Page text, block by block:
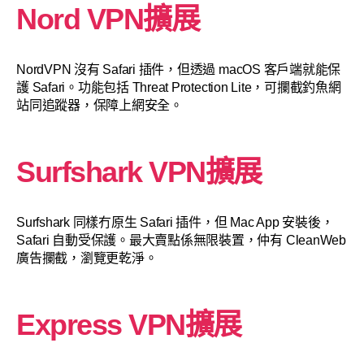
Nord VPN擴展
NordVPN 沒有 Safari 插件，但透過 macOS 客戶端就能保
護 Safari。功能包括 Threat Protection Lite，可攔截釣魚網
站同追蹤器，保障上網安全。
Surfshark VPN擴展
Surfshark 同樣冇原生 Safari 插件，但 Mac App 安裝後，
Safari 自動受保護。最大賣點係無限裝置，仲有 CleanWeb
廣告攔截，瀏覽更乾淨。
Express VPN擴展